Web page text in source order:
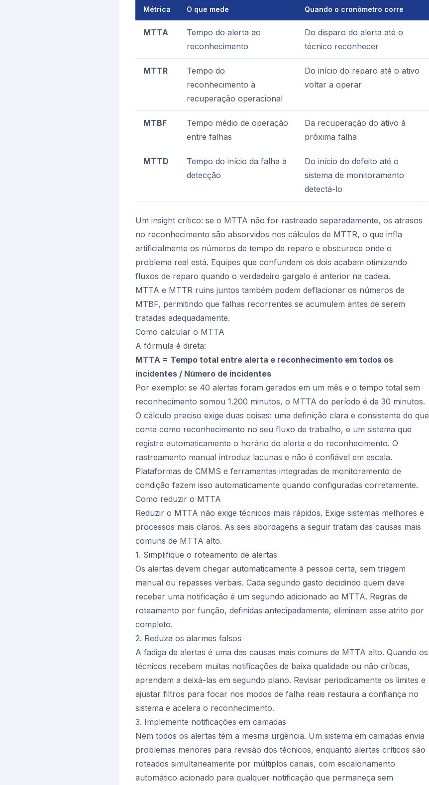
Métrica O que mede Quando o cronômetro corre
MTTA
Tempo do alerta ao
reconhecimento
Do disparo do alerta até o
técnico reconhecer
MTTR
Tempo do
reconhecimento à
recuperação operacional
Do início do reparo até o ativo
voltar a operar
MTBF
Tempo médio de operação
entre falhas
Da recuperação do ativo à
próxima falha
MTTD
Tempo do início da falha à
detecção
Do início do defeito até o
sistema de monitoramento
detectá-lo
Um insight crítico: se o MTTA não for rastreado separadamente, os atrasos
no reconhecimento são absorvidos nos cálculos de MTTR, o que infla
artificialmente os números de tempo de reparo e obscurece onde o
problema real está. Equipes que confundem os dois acabam otimizando
fluxos de reparo quando o verdadeiro gargalo é anterior na cadeia.
MTTA e MTTR ruins juntos também podem deflacionar os números de
MTBF, permitindo que falhas recorrentes se acumulem antes de serem
tratadas adequadamente.
Como calcular o MTTA
A fórmula é direta:
MTTA = Tempo total entre alerta e reconhecimento em todos os
incidentes / Número de incidentes
Por exemplo: se 40 alertas foram gerados em um mês e o tempo total sem
reconhecimento somou 1.200 minutos, o MTTA do período é de 30 minutos.
O cálculo preciso exige duas coisas: uma definição clara e consistente do que
conta como reconhecimento no seu fluxo de trabalho, e um sistema que
registre automaticamente o horário do alerta e do reconhecimento. O
rastreamento manual introduz lacunas e não é confiável em escala.
Plataformas de CMMS e ferramentas integradas de monitoramento de
condição fazem isso automaticamente quando configuradas corretamente.
Como reduzir o MTTA
Reduzir o MTTA não exige técnicos mais rápidos. Exige sistemas melhores e
processos mais claros. As seis abordagens a seguir tratam das causas mais
comuns de MTTA alto.
1. Simplifique o roteamento de alertas
Os alertas devem chegar automaticamente à pessoa certa, sem triagem
manual ou repasses verbais. Cada segundo gasto decidindo quem deve
receber uma notificação é um segundo adicionado ao MTTA. Regras de
roteamento por função, definidas antecipadamente, eliminam esse atrito por
completo.
2. Reduza os alarmes falsos
A fadiga de alertas é uma das causas mais comuns de MTTA alto. Quando os
técnicos recebem muitas notificações de baixa qualidade ou não críticas,
aprendem a deixá-las em segundo plano. Revisar periodicamente os limites e
ajustar filtros para focar nos modos de falha reais restaura a confiança no
sistema e acelera o reconhecimento.
3. Implemente notificações em camadas
Nem todos os alertas têm a mesma urgência. Um sistema em camadas envia
problemas menores para revisão dos técnicos, enquanto alertas críticos são
roteados simultaneamente por múltiplos canais, com escalonamento
automático acionado para qualquer notificação que permaneça sem